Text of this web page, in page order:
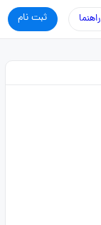
ثبت نام راهنما